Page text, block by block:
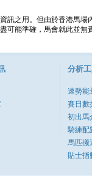
訊之用。但由於香港馬
可能準確，馬會就此並
分析
速勢能
賽日數
初出馬
騎練配
馬匹搬
貼士指